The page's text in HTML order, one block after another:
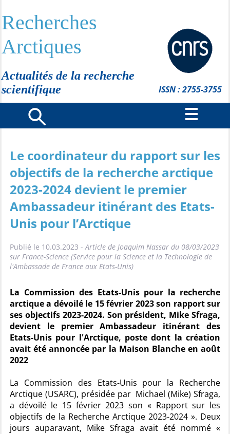
Recherches
Arctiques
Actualités de la recherche
scientifique
ISSN : 2755-3755
Le coordinateur du rapport sur les
objectifs de la recherche arctique
2023-2024 devient le premier
Ambassadeur itinérant des Etats-
Unis pour l’Arctique
Publié le 10.03.2023 -Article de Joaquim Nassar du 08/03/2023
sur France-Science (Service pour la Science et la Technologie de
l'Ambassade de France aux Etats-Unis)
La Commission des Etats-Unis pour la recherche
arctique a dévoilé le 15 février 2023 son rapport sur
ses objectifs 2023-2024. Son président, Mike Sfraga,
devient le premier Ambassadeur itinérant des
Etats-Unis pour l'Arctique, poste dont la création
avait été annoncée par la Maison Blanche en août
2022
La Commission des Etats-Unis pour la Recherche
Arctique (USARC), présidée par Michael (Mike) Sfraga,
a dévoilé le 15 février 2023 son « Rapport sur les
objectifs de la Recherche Arctique 2023-2024 ». Deux
jours auparavant, Mike Sfraga avait été nommé «